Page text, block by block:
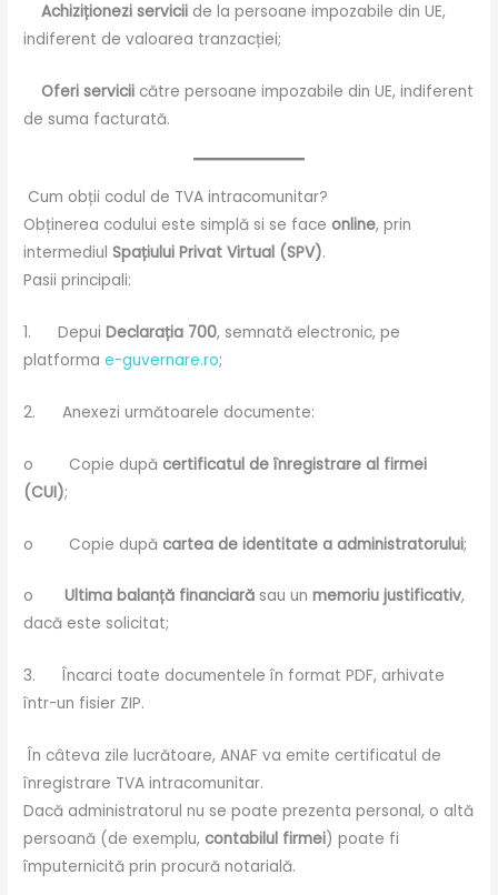
Achiziționezi servicii de la persoane impozabile din UE,
indiferent de valoarea tranzacției;
Oferi servicii către persoane impozabile din UE, indiferent
de suma facturată.
Cum obții codul de TVA intracomunitar?
Obținerea codului este simplă si se faceonline, prin
intermediulSpațiului Privat Virtual (SPV).
Pasii principali:
1. DepuiDeclarația 700, semnată electronic, pe
platformae-guvernare.ro;
2. Anexezi următoarele documente:
o Copie dupăcertificatul de înregistrare al firmei
(CUI);
o Copie dupăcartea de identitate a administratorului;
oUltima balanță financiară sau unmemoriu justificativ,
dacă este solicitat;
3. Încarci toate documentele în format PDF, arhivate
într-un fisier ZIP.
În câteva zile lucrătoare, ANAF va emite certificatul de
înregistrare TVA intracomunitar.
Dacă administratorul nu se poate prezenta personal, o altă
persoană (de exemplu,contabilul firmei) poate fi
împuternicită prin procură notarială.